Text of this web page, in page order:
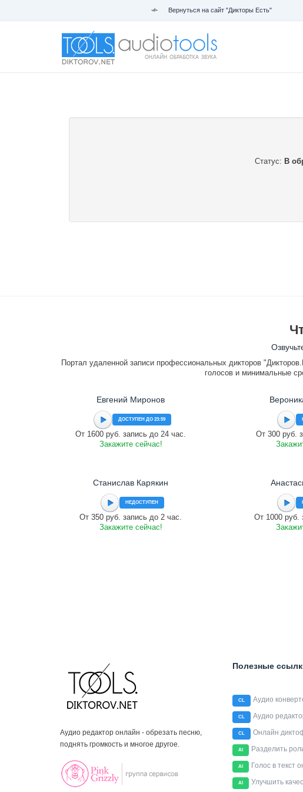
Вернуться на сайт "Дикторы Есть"
Статус: В
Портал удаленной записи профессиональных дикторов
голосов и минимальные
Евгений Миронов
ДОСТУПЕН ДО 23:59
От 1600 руб. запись до 24 час.
Закажите сейчас!
От 300 руб.
Станислав Карякин
НЕДОСТУПЕН
От 350 руб. запись до 2 час.
Закажите сейчас!
От 1000 руб.
Аудио редактор онлайн - обрезать песню,
поднять громкость и многое другое.
Полезные
CL Аудио
CL Аудио
CL Онлайн
AI Разделить
AI Голос в текст
AI Улучшить